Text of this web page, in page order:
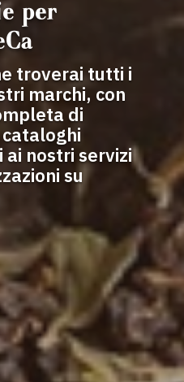
per
troverai tutti i
marchi, con
di
nostri servizi
su